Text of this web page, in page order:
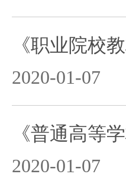
《职业院校
2020-01-07
《普通高等
2020-01-07